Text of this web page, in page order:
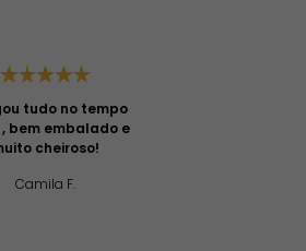
tudo no tempo
bem embalado e
cheiroso!
Camila F.